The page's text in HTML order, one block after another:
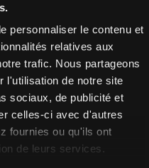
personnaliser le contenu et
relatives aux
trafic. Nous partageons
l'utilisation de notre site
sociaux, de publicité et
celles-ci avec d'autres
fournies ou qu'ils ont
de leurs services.